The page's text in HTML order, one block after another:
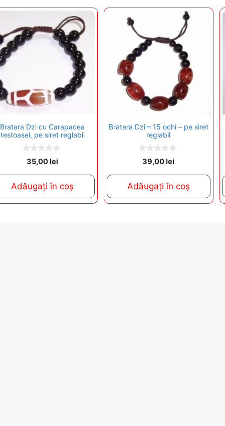
Bratara Dzi cu Carapacea
testoasei, pe siret reglabil
o
o
5
35,00lei
Adăugați în coș
Bratara Dzi – 15 ochi – pe siret
reglabil
0
o
o
5
39,00lei
Adăugați în coș